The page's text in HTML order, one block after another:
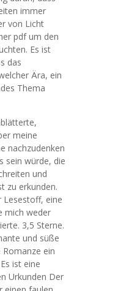
immer
von Licht
pdf um den
Es ist
das
Ära, ein
Thema
meine
nachzudenken
sein würde, die
und
zu erkunden.
Lesestoff, eine
mich weder
3,5 Sterne.
und süße
Romanze ein
ist eine
Urkunden Der